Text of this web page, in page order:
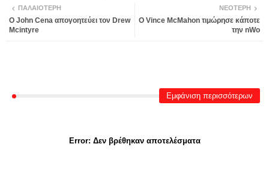
ΝΕΌΤΕΡΗ
Ο Vince McMahon τιμώρησε κάποτε
την nWo
ΠΑΛΑΙΌΤΕΡΗ
Ο John Cena απογοητεύει τον Drew
Mcintyre
Εμφάνιση περισσότερων
Error: Δεν βρέθηκαν αποτελέσματα